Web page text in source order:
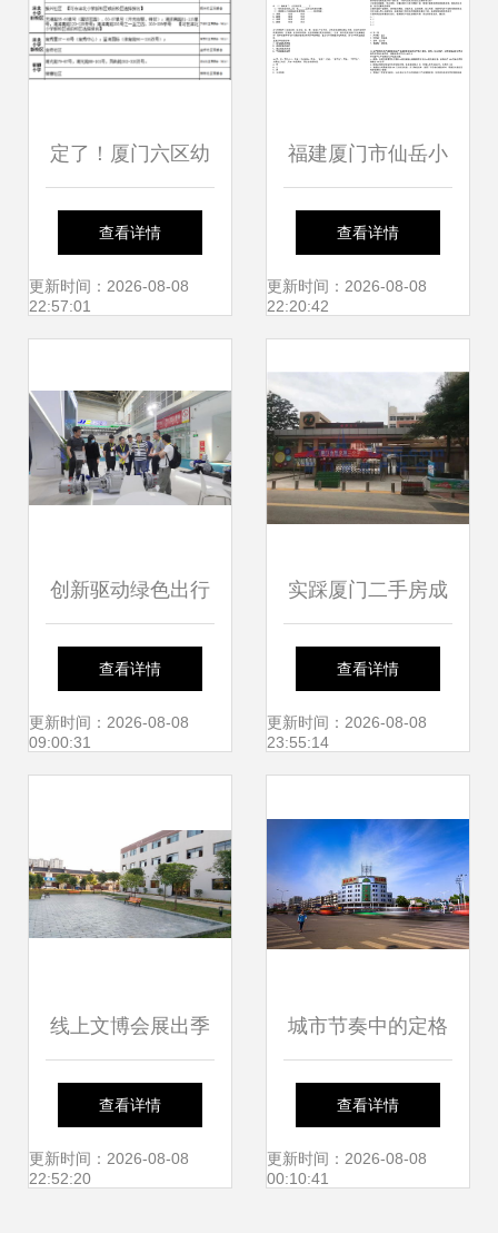
定了！厦门六区幼
儿园+小学+初中最
新招生划片出炉，
读哪所学校——以
厦门市仙岳小学为
查看详情
更新时间：2026-08-08
22:57:01
福建厦门市仙岳小
学非编顶岗教师招
考聘用笔试题库解
查看详情
更新时间：2026-08-08
22:20:42
创新驱动绿色出行
杭州时代电动携前
沿技术亮相2023北
查看详情
更新时间：2026-08-08
09:00:31
实踩厦门二手房成
交最火爆的小区 探
秘仙岳小学旁的“五
查看详情
更新时间：2026-08-08
23:55:14
线上文博会展出季
五十二 全国各省市
文化精品走廊② 湖
查看详情
更新时间：2026-08-08
22:52:20
城市节奏中的定格
与传承 从庐江论坛
到仙岳小学的影像
查看详情
更新时间：2026-08-08
00:10:41